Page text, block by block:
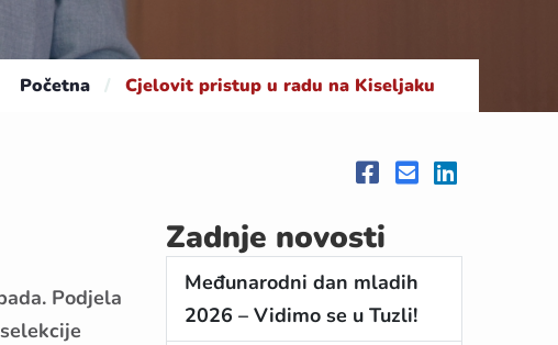
Početna / Cjelovit pristup u radu na Kiseljaku
Podjela
Zadnje novosti
Međunarodni dan mladih
2026 – Vidimo se u Tuzli!